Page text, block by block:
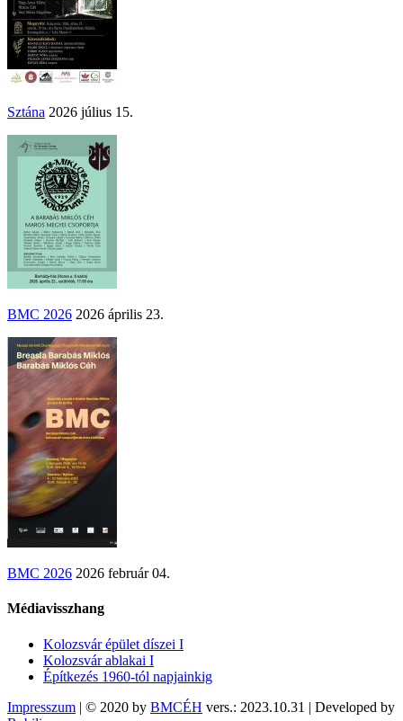
Sztána 2026 július 15.
BMC 2026 2026 április 23.
BMC 2026 2026 február 04.
Médiavisszhang
Kolozsvár épület díszei I
Kolozsvár ablakai I
Építkezés 1960-tól napjainkig
Impresszum | © 2020 by BMCÉH vers.: 2023.10.31 | Developed by